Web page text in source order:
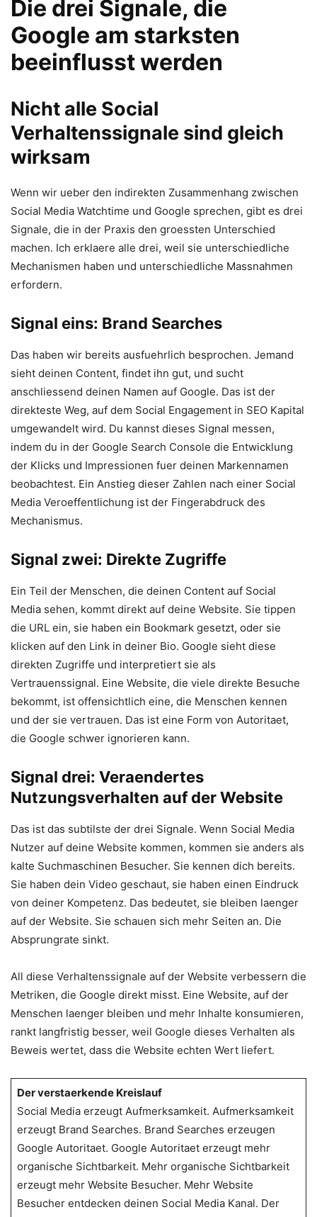
Die drei Signale, die
Google am starksten
beeinflusst werden
Nicht alle Social
Verhaltenssignale sind gleich
wirksam
Wenn wir ueber den indirekten Zusammenhang zwischen
Social Media Watchtime und Google sprechen, gibt es drei
Signale, die in der Praxis den groessten Unterschied
machen. Ich erklaere alle drei, weil sie unterschiedliche
Mechanismen haben und unterschiedliche Massnahmen
erfordern.
Signal eins: Brand Searches
Das haben wir bereits ausfuehrlich besprochen. Jemand
sieht deinen Content, findet ihn gut, und sucht
anschliessend deinen Namen auf Google. Das ist der
direkteste Weg, auf dem Social Engagement in SEO Kapital
umgewandelt wird. Du kannst dieses Signal messen,
indem du in der Google Search Console die Entwicklung
der Klicks und Impressionen fuer deinen Markennamen
beobachtest. Ein Anstieg dieser Zahlen nach einer Social
Media Veroeffentlichung ist der Fingerabdruck des
Mechanismus.
Signal zwei: Direkte Zugriffe
Ein Teil der Menschen, die deinen Content auf Social
Media sehen, kommt direkt auf deine Website. Sie tippen
die URL ein, sie haben ein Bookmark gesetzt, oder sie
klicken auf den Link in deiner Bio. Google sieht diese
direkten Zugriffe und interpretiert sie als
Vertrauenssignal. Eine Website, die viele direkte Besuche
bekommt, ist offensichtlich eine, die Menschen kennen
und der sie vertrauen. Das ist eine Form von Autoritaet,
die Google schwer ignorieren kann.
Signal drei: Veraendertes
Nutzungsverhalten auf der Website
Das ist das subtilste der drei Signale. Wenn Social Media
Nutzer auf deine Website kommen, kommen sie anders als
kalte Suchmaschinen Besucher. Sie kennen dich bereits.
Sie haben dein Video geschaut, sie haben einen Eindruck
von deiner Kompetenz. Das bedeutet, sie bleiben laenger
auf der Website. Sie schauen sich mehr Seiten an. Die
Absprungrate sinkt.
All diese Verhaltenssignale auf der Website verbessern die
Metriken, die Google direkt misst. Eine Website, auf der
Menschen laenger bleiben und mehr Inhalte konsumieren,
rankt langfristig besser, weil Google dieses Verhalten als
Beweis wertet, dass die Website echten Wert liefert.
Der verstaerkende Kreislauf
Social Media erzeugt Aufmerksamkeit. Aufmerksamkeit
erzeugt Brand Searches. Brand Searches erzeugen
Google Autoritaet. Google Autoritaet erzeugt mehr
organische Sichtbarkeit. Mehr organische Sichtbarkeit
erzeugt mehr Website Besucher. Mehr Website
Besucher entdecken deinen Social Media Kanal. Der